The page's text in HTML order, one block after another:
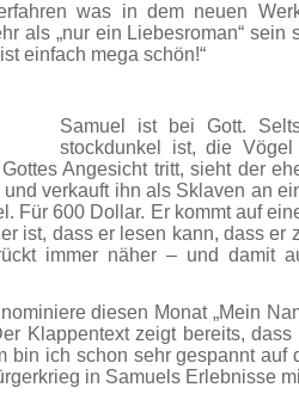
was in dem neuen
als „nur ein Liebesroman“
einfach mega schön!“
Samuel ist bei Gott.
stockdunkel ist, die
Angesicht tritt, sieht der
verkauft ihn als Sklaven an
Für 600 Dollar. Er kommt auf
ist, dass er lesen kann, dass er
immer näher – und damit
diesen Monat „Mein
Klappentext zeigt bereits,
bin ich schon sehr gespannt
in Samuels Erlebnisse